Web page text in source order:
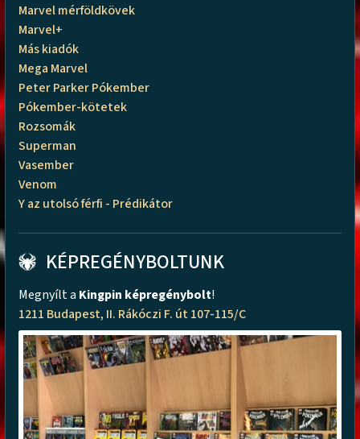
Marvel mérföldkövek
Marvel+
Más kiadók
Mega Marvel
Peter Parker Pókember
Pókember-kötetek
Rozsomák
Superman
Vasember
Venom
Y az utolsó férfi - Prédikátor
KÉPREGÉNYBOLTUNK
Megnyílt a Kingpin képregénybolt!
1211 Budapest, II. Rákóczi F. út 107-115/C